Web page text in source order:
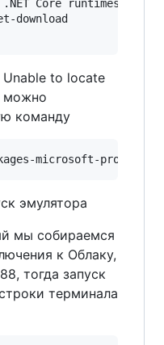
Core runtimes or
download
to locate
можно
команду
эмулятора
мы собираемся
к Облаку,
тогда запуск
терминала